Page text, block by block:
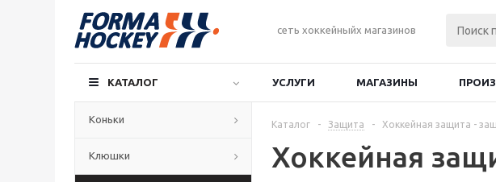
сеть хоккейныйх магазинов
КАТАЛОГ УСЛУГИ МАГАЗИНЫ
Коньки
Клюшки
Каталог - Защита - Хоккейная защита -
Хоккейная